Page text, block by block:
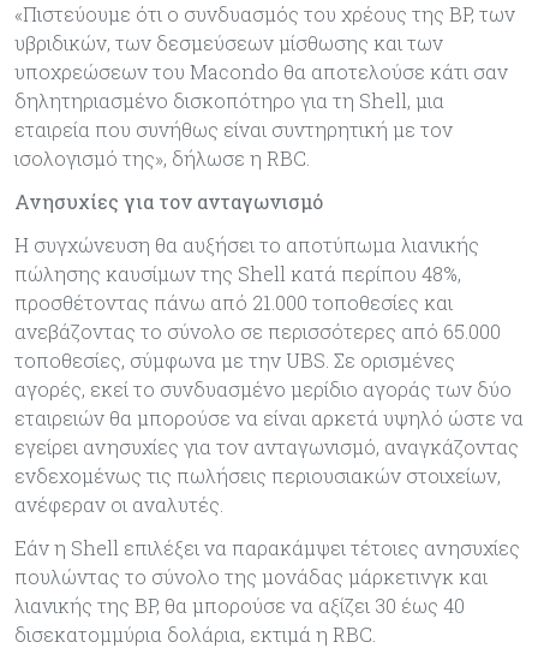
«Πιστεύουμε ότι ο συνδυασμός του χρέους της BP, των
υβριδικών, των δεσμεύσεων μίσθωσης και των
υποχρεώσεων του Macondo θα αποτελούσε κάτι σαν
δηλητηριασμένο δισκοπότηρο για τη Shell, μια
εταιρεία που συνήθως είναι συντηρητική με τον
ισολογισμό της», δήλωσε η RBC.
Ανησυχίες για τον ανταγωνισμό
Η συγχώνευση θα αυξήσει το αποτύπωμα λιανικής
πώλησης καυσίμων της Shell κατά περίπου 48%,
προσθέτοντας πάνω από 21.000 τοποθεσίες και
ανεβάζοντας το σύνολο σε περισσότερες από 65.000
τοποθεσίες, σύμφωνα με την UBS. Σε ορισμένες
αγορές, εκεί το συνδυασμένο μερίδιο αγοράς των δύο
εταιρειών θα μπορούσε να είναι αρκετά υψηλό ώστε να
εγείρει ανησυχίες για τον ανταγωνισμό, αναγκάζοντας
ενδεχομένως τις πωλήσεις περιουσιακών στοιχείων,
ανέφεραν οι αναλυτές.
Εάν η Shell επιλέξει να παρακάμψει τέτοιες ανησυχίες
πουλώντας το σύνολο της μονάδας μάρκετινγκ και
λιανικής της BP, θα μπορούσε να αξίζει 30 έως 40
δισεκατομμύρια δολάρια, εκτιμά η RBC.